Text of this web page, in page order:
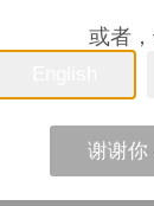
入（3.5毫米插孔
或者
谢谢你